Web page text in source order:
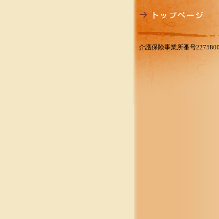
介護保険事業所番号